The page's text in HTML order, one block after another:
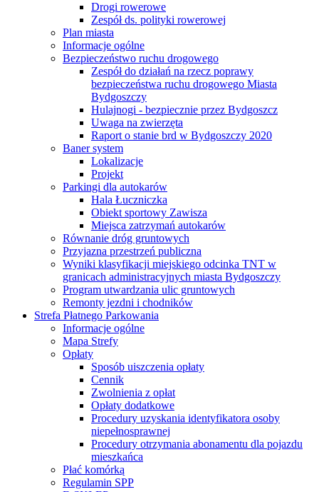
Drogi rowerowe
Zespół ds. polityki rowerowej
Plan miasta
Informacje ogólne
Bezpieczeństwo ruchu drogowego
Zespół do działań na rzecz poprawy
bezpieczeństwa ruchu drogowego Miasta
Bydgoszczy
Hulajnogi - bezpiecznie przez Bydgoszcz
Uwaga na zwierzęta
Raport o stanie brd w Bydgoszczy 2020
Baner system
Lokalizacje
Projekt
Parkingi dla autokarów
Hala Łuczniczka
Obiekt sportowy Zawisza
Miejsca zatrzymań autokarów
Równanie dróg gruntowych
Przyjazna przestrzeń publiczna
Wyniki klasyfikacji miejskiego odcinka TNT w
granicach administracyjnych miasta Bydgoszczy
Program utwardzania ulic gruntowych
Remonty jezdni i chodników
Strefa Płatnego Parkowania
Informacje ogólne
Mapa Strefy
Opłaty
Sposób uiszczenia opłaty
Cennik
Zwolnienia z opłat
Opłaty dodatkowe
Procedury uzyskania identyfikatora osoby
niepełnosprawnej
Procedury otrzymania abonamentu dla pojazdu
mieszkańca
Płać komórką
Regulamin SPP